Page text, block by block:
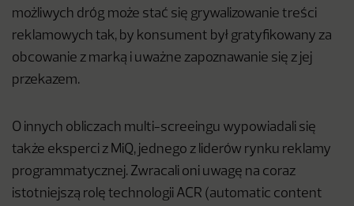
możliwych dróg może stać się grywalizowanie treści
reklamowych tak, by konsument był gratyfikowany za
obcowanie z marką i uważne zapoznawanie się z jej
przekazem.
O innych obliczach multi-screeingu wypowiadali się
także eksperci z MiQ, jednego z liderów rynku reklamy
programmatycznej. Zwracali oni uwagę na coraz
istotniejszą rolę technologii ACR (automatic content